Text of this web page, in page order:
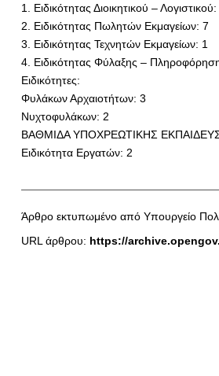
1. Ειδικότητας Διοικητικού –
2. Ειδικότητας Πωλητών Εκμαγείων: 7
3. Ειδικότητας Τεχνητών Εκμαγείων: 1
4. Ειδικότητας Φύλαξης –
Ειδικότητες:
Φυλάκων Αρχαιοτήτων: 3
Νυχτοφυλάκων: 2
ΒΑΘΜΙΔΑ ΥΠΟΧΡΕΩΤΙΚΗΣ
Ειδικότητα Εργατών: 2
Άρθρο εκτυπωμένο από Υπουργείο
URL άρθρου: https://